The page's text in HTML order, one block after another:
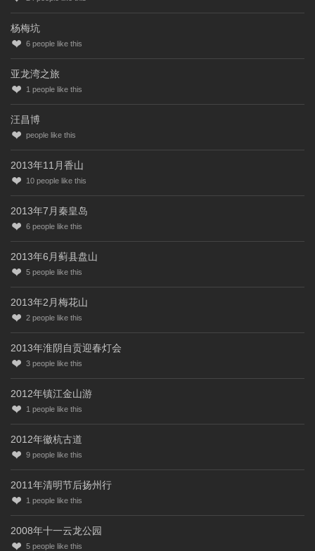
杨梅坑
6 people like this
亚龙湾之旅
1 people like this
汪昌博
people like this
2013年11月香山
10 people like this
2013年7月秦皇岛
6 people like this
2013年6月蓟县盘山
5 people like this
2013年2月梅花山
2 people like this
2013年淮阴自贡迎春灯会
3 people like this
2012年镇江金山游
1 people like this
2012年徽杭古道
9 people like this
2011年清明节后扬州行
1 people like this
2008年十一云龙公园
5 people like this